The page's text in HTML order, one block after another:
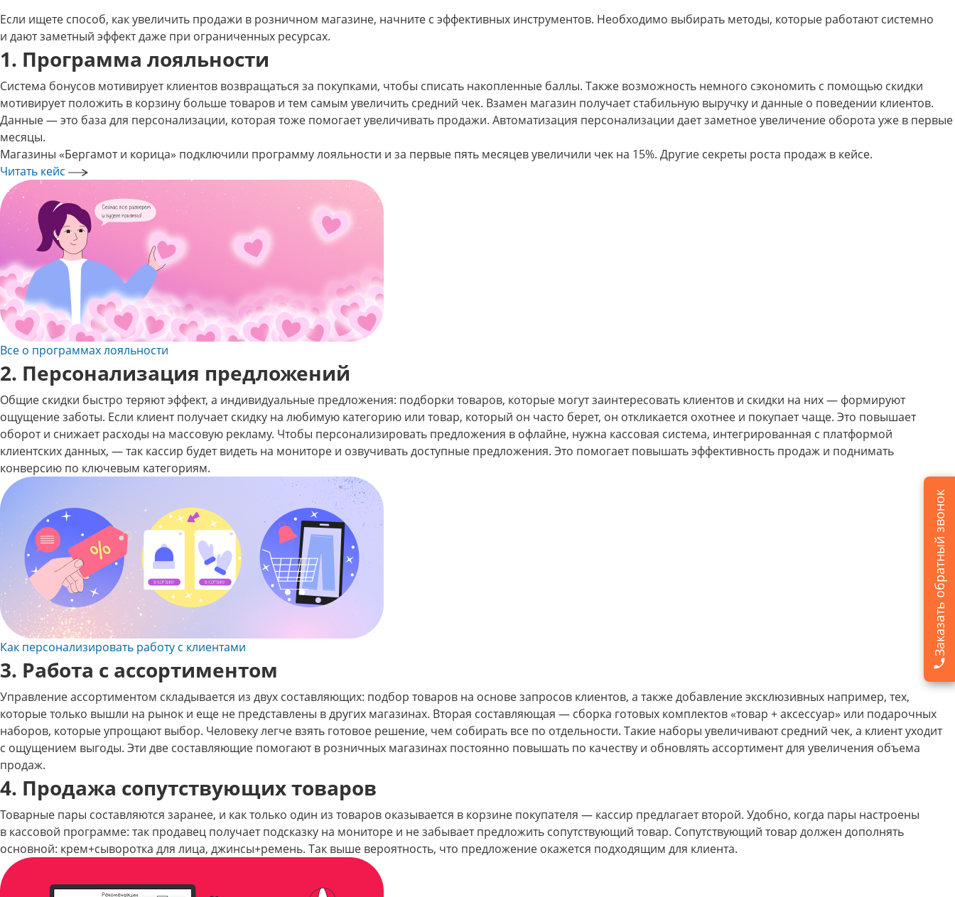
Если ищете способ, как увеличить продажи в розничном магазине, начните с эффективных инструментов. Необходимо выбирать методы, которые работают системно
и дают заметный эффект даже при ограниченных ресурсах.
1. Программа лояльности
Система бонусов мотивирует клиентов возвращаться за покупками, чтобы списать накопленные баллы. Также возможность немного сэкономить с помощью скидки
мотивирует положить в корзину больше товаров и тем самым увеличить средний чек. Взамен магазин получает стабильную выручку и данные о поведении клиентов.
Данные — это база для персонализации, которая тоже помогает увеличивать продажи. Автоматизация персонализации дает заметное увеличение оборота уже в первые
месяцы.
Магазины «Бергамот и корица» подключили программу лояльности и за первые пять месяцев увеличили чек на 15%. Другие секреты роста продаж в кейсе.
Читать кейс
Все о программах лояльности
2. Персонализация предложений
Общие скидки быстро теряют эффект, а индивидуальные предложения: подборки товаров, которые могут заинтересовать клиентов и скидки на них — формируют
ощущение заботы. Если клиент получает скидку на любимую категорию или товар, который он часто берет, он откликается охотнее и покупает чаще. Это повышает
оборот и снижает расходы на массовую рекламу. Чтобы персонализировать предложения в офлайне, нужна кассовая система, интегрированная с платформой
клиентских данных, — так кассир будет видеть на мониторе и озвучивать доступные предложения. Это помогает повышать эффективность продаж и поднимать
конверсию по ключевым категориям.
Как персонализировать работу с клиентами
3. Работа с ассортиментом
Управление ассортиментом складывается из двух составляющих: подбор товаров на основе запросов клиентов, а также добавление эксклюзивных например, тех,
которые только вышли на рынок и еще не представлены в других магазинах. Вторая составляющая — сборка готовых комплектов «товар + аксессуар» или подарочных
наборов, которые упрощают выбор. Человеку легче взять готовое решение, чем собирать все по отдельности. Такие наборы увеличивают средний чек, а клиент уходит
с ощущением выгоды. Эти две составляющие помогают в розничных магазинах постоянно повышать по качеству и обновлять ассортимент для увеличения объема
продаж.
4. Продажа сопутствующих товаров
Товарные пары составляются заранее, и как только один из товаров оказывается в корзине покупателя — кассир предлагает второй. Удобно, когда пары настроены
в кассовой программе: так продавец получает подсказку на мониторе и не забывает предложить сопутствующий товар. Сопутствующий товар должен дополнять
основной: крем+сыворотка для лица, джинсы+ремень. Так выше вероятность, что предложение окажется подходящим для клиента.
Заказать обратный звонок